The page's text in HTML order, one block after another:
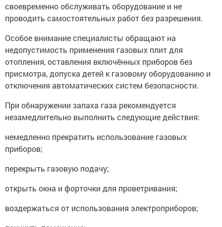
своевременно обслуживать оборудование и не
проводить самостоятельных работ без разрешения.
Особое внимание специалисты обращают на
недопустимость применения газовых плит для
отопления, оставления включённых приборов без
присмотра, допуска детей к газовому оборудованию и
отключения автоматических систем безопасности.
При обнаружении запаха газа рекомендуется
незамедлительно выполнить следующие действия:
немедленно прекратить использование газовых
приборов;
перекрыть газовую подачу;
открыть окна и форточки для проветривания;
воздержаться от использования электроприборов;